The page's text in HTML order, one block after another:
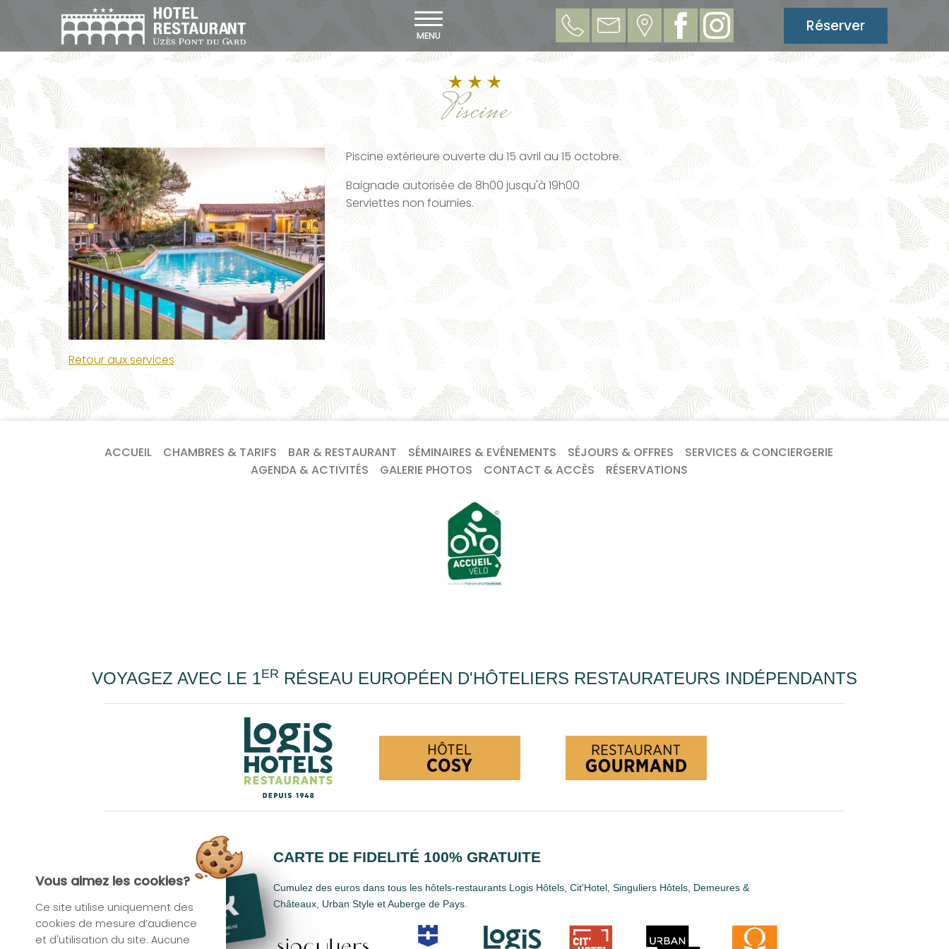
MENU
Réserver
Piscine
Piscine extérieure ouverte du 15 avril au 15 octobre.
Baignade autorisée de 8h00 jusqu'à 19h00
Serviettes non fournies.
Retour aux services
ACCUEIL CHAMBRES & TARIFS BAR & RESTAURANT SÉMINAIRES & EVÉNEMENTS SÉJOURS & OFFRES
SERVICES & CONCIERGERIE
AGENDA & ACTIVITÉS
GALERIE PHOTOS CONTACT & ACCÈS RÉSERVATIONS
VOYAGEZ AVEC LE 1ER RÉSEAU EUROPÉEN D'HÔTELIERS RESTAURATEURS INDÉPENDANTS
CARTE DE FIDELITÉ 100% GRATUITE
Cumulez des euros dans tous les hôtels-restaurants Logis Hôtels, Cit'Hotel, Singuliers Hôtels, Demeures &
Châteaux, Urban Style et Auberge de Pays.
Vous aimez les cookies?
Ce site utilise uniquement des
cookies de mesure d’audience
et d'utilisation du site. Aucune